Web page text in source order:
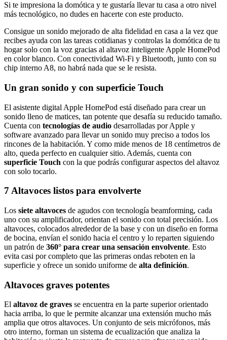
Si te impresiona la domótica y te gustaría llevar tu casa a otro nivel
más tecnológico, no dudes en hacerte con este producto.
Consigue un sonido mejorado de alta fidelidad en casa a la vez que
recibes ayuda con las tareas cotidianas y controlas la domótica de tu
hogar solo con la voz gracias al altavoz inteligente Apple HomePod
en color blanco. Con conectividad Wi-Fi y Bluetooth, junto con su
chip interno A8, no habrá nada que se le resista.
Un gran sonido y con superficie Touch
El asistente digital Apple HomePod está diseñado para crear un
sonido lleno de matices, tan potente que desafía su reducido tamaño.
Cuenta con tecnologías de audio desarrolladas por Apple y
software avanzado para llevar un sonido muy preciso a todos los
rincones de la habitación. Y como mide menos de 18 centímetros de
alto, queda perfecto en cualquier sitio. Además, cuenta con
superficie Touch con la que podrás configurar aspectos del altavoz
con solo tocarlo.
7 Altavoces listos para envolverte
Los siete altavoces de agudos con tecnología beamforming, cada
uno con su amplificador, orientan el sonido con total precisión. Los
altavoces, colocados alrededor de la base y con un diseño en forma
de bocina, envían el sonido hacia el centro y lo reparten siguiendo
un patrón de 360° para crear una sensación envolvente. Esto
evita casi por completo que las primeras ondas reboten en la
superficie y ofrece un sonido uniforme de alta definición.
Altavoces graves potentes
El altavoz de graves se encuentra en la parte superior orientado
hacia arriba, lo que le permite alcanzar una extensión mucho más
amplia que otros altavoces. Un conjunto de seis micrófonos, más
otro interno, forman un sistema de ecualización que analiza la